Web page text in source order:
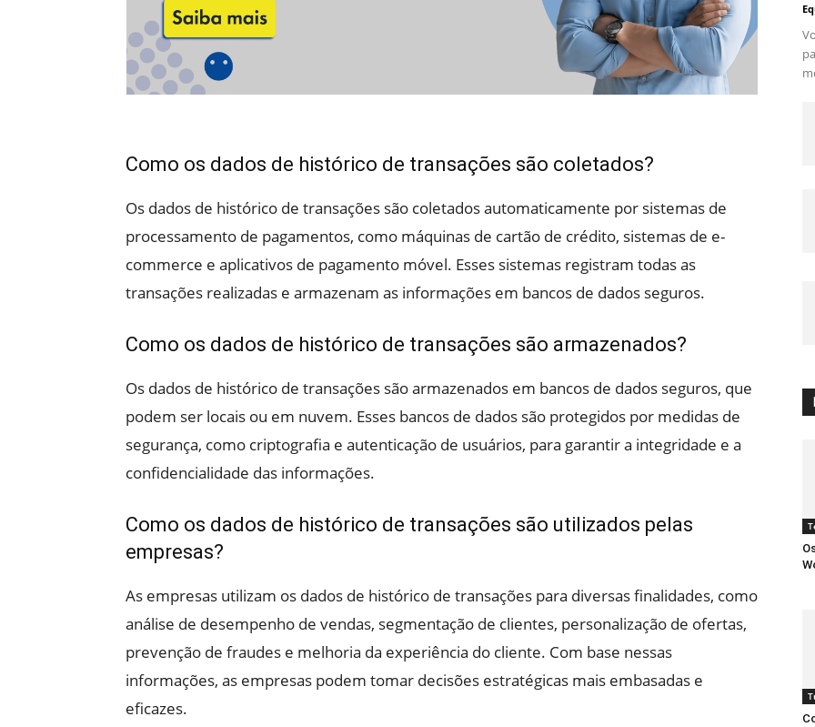
Como os dados de histórico de transações são coletados?
Os dados de histórico de transações são coletados automaticamente por sistemas de
processamento de pagamentos, como máquinas de cartão de crédito, sistemas de e-
commerce e aplicativos de pagamento móvel. Esses sistemas registram todas as
transações realizadas e armazenam as informações em bancos de dados seguros.
Como os dados de histórico de transações são armazenados?
Os dados de histórico de transações são armazenados em bancos de dados seguros, que
podem ser locais ou em nuvem. Esses bancos de dados são protegidos por medidas de
segurança, como criptografia e autenticação de usuários, para garantir a integridade e a
confidencialidade das informações.
Como os dados de histórico de transações são utilizados pelas
empresas?
As empresas utilizam os dados de histórico de transações para diversas finalidades, como
análise de desempenho de vendas, segmentação de clientes, personalização de ofertas,
prevenção de fraudes e melhoria da experiência do cliente. Com base nessas
informações, as empresas podem tomar decisões estratégicas mais embasadas e
eficazes.